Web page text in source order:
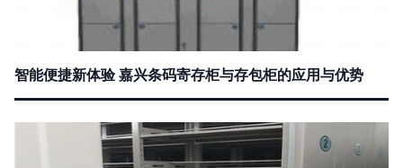
智能便捷新体验 嘉兴条码寄存柜与存包柜的应用与优势